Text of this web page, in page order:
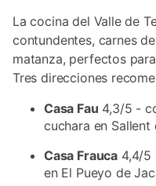
La cocina del Valle de
contundentes, carnes
matanza, perfectos
Tres direcciones
Casa Fau 4,3/5 -
cuchara en Sallent
Casa Frauca 4,4/5
en El Pueyo de